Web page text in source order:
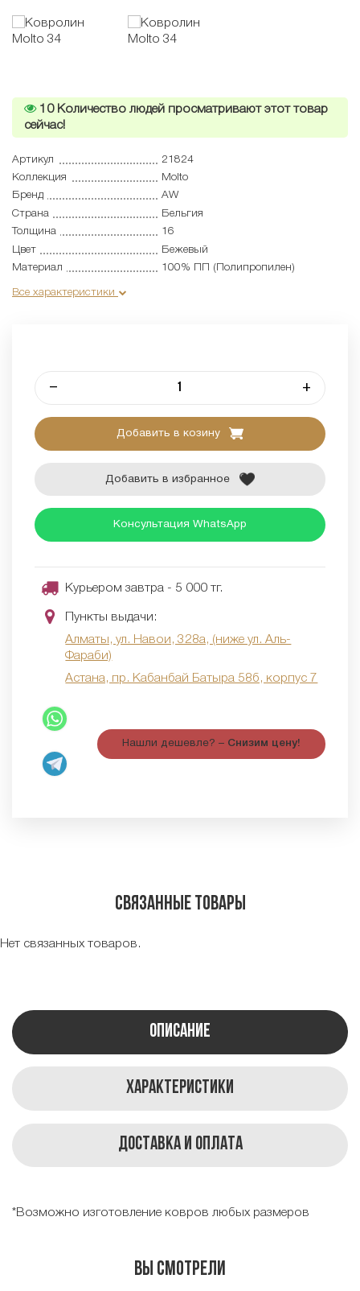
10Количество людей просматривают этот товар
сейчас!
Артикул
21824
Коллекция
Molto
Бренд
AW
Страна
Бельгия
Толщина
16
Цвет
Бежевый
Материал
100% ПП (Полипропилен)
Все характеристики
– +
Добавить в козину
Добавить в избранное
Консультация WhatsApp
Курьером завтра - 5 000 тг.
Пункты выдачи:
Алматы, ул. Навои, 328а, (ниже ул. Аль-
Фараби)
Астана, пр. Кабанбай Батыра 58б, корпус 7
Нашли дешевле? – Снизим цену!
Связанные товары
Нет связанных товаров.
Описание
Характеристики
Доставка и оплата
*Возможно изготовление ковров любых размеров
Вы смотрели